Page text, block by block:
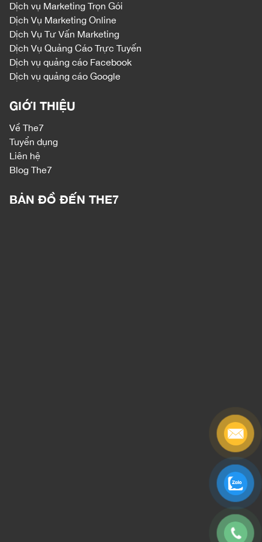
Dịch vụ Marketing Trọn Gói
Dịch Vụ Marketing Online
Dịch Vụ Tư Vấn Marketing
Dịch Vụ Quảng Cáo Trực Tuyến
Dịch vụ quảng cáo Facebook
Dịch vụ quảng cáo Google
GIỚI THIỆU
Về The7
Tuyển dụng
Liên hệ
Blog The7
BẢN ĐỒ ĐẾN THE7